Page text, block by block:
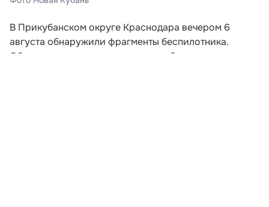
В Прикубанском округе Краснодара вечером 6
августа обнаружили фрагменты беспилотника.
Обломки оказались на придомовой территории